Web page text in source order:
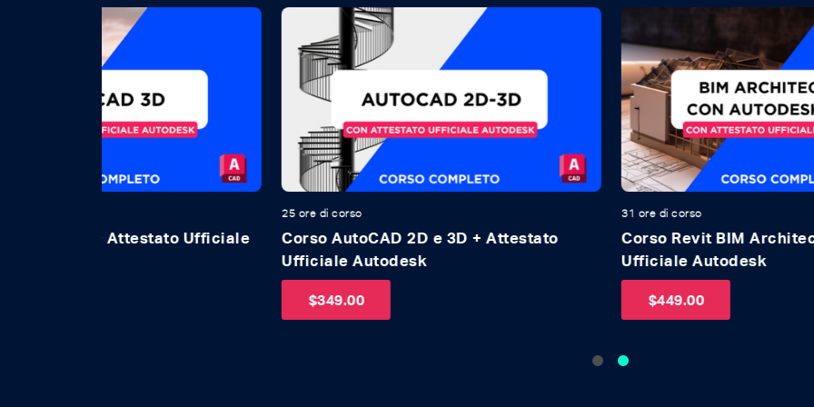
Corso AutoCAD 2D e 3D + Attestato
Corso Revit BIM Architecture + Attestato